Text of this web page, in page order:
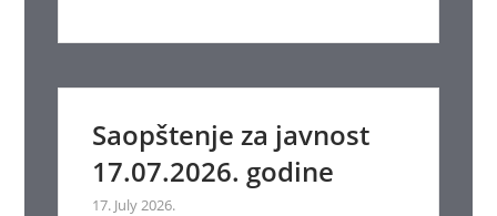
Saopštenje za javnost
17.07.2026. godine
17. July 2026.